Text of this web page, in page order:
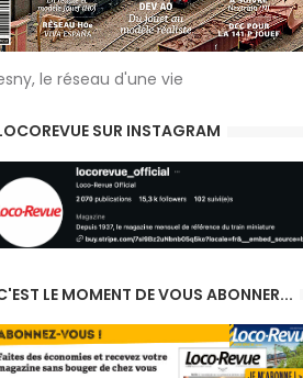
le réseau d'une vie
SUR INSTAGRAM
LE MOMENT DE VOUS ABONNER...